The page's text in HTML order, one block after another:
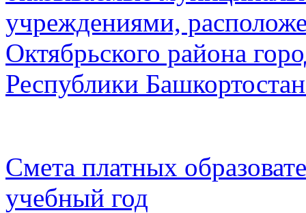
учреждениями,
Октябрьского района
Республики
Смета платных
учебный год